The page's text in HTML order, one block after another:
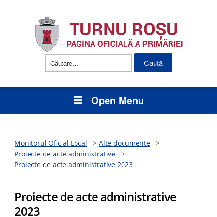
Caută
Open Menu
Monitorul Oficial Local > Alte documente
>
Proiecte de acte administrative
>
Proiecte de acte administrative 2023
Proiecte de acte administrative
2023